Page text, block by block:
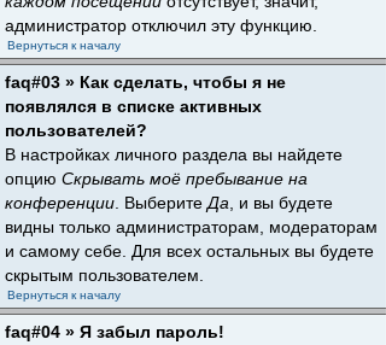
администратор отключил эту функцию.
Вернуться к началу
faq#03 » Как сделать, чтобы я не
появлялся в списке активных
пользователей?
В настройках личного раздела вы найдете
опцию Скрывать моё пребывание на
конференции . Выберите Да , и вы будете
видны только администраторам, модераторам
и самому себе. Для всех остальных вы будете
скрытым пользователем.
Вернуться к началу
faq#04 » Я забыл пароль!